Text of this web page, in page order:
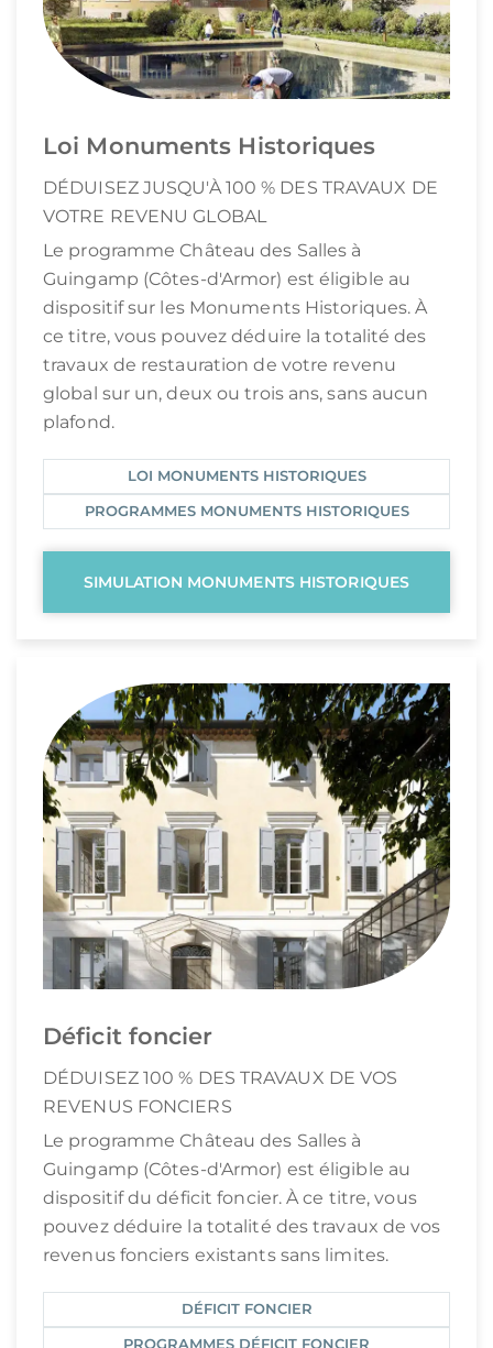
Loi Monuments Historiques
DÉDUISEZ JUSQU'À 100 % DES TRAVAUX DE
VOTRE REVENU GLOBAL
Le programme Château des Salles à
Guingamp (Côtes-d'Armor) est éligible au
dispositif sur les Monuments Historiques. À
ce titre, vous pouvez déduire la totalité des
travaux de restauration de votre revenu
global sur un, deux ou trois ans, sans aucun
plafond.
LOI MONUMENTS HISTORIQUES
PROGRAMMES MONUMENTS HISTORIQUES
SIMULATION MONUMENTS HISTORIQUES
Déficit foncier
DÉDUISEZ 100 % DES TRAVAUX DE VOS
REVENUS FONCIERS
Le programme Château des Salles à
Guingamp (Côtes-d'Armor) est éligible au
dispositif du déficit foncier. À ce titre, vous
pouvez déduire la totalité des travaux de vos
revenus fonciers existants sans limites.
DÉFICIT FONCIER
PROGRAMMES DÉFICIT FONCIER